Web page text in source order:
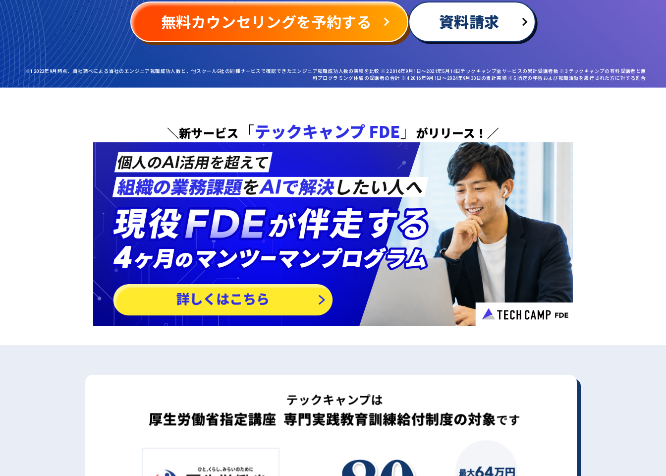
無料カウンセリングを予約する 資料請求
※1 2023年9月時点、自社調べによる当社のエンジニア転職成功人数と、他スクール5社の同種サービスで確認できたエンジニア転職成功人数の実績を比較 ※2 2016年9月1日〜2021年5月14日テックキャンプ全サービスの累計受講者数 ※3 テックキャンプの有料受講者と無
料プログラミング体験の受講者の合計 ※4 2016年9月1日〜2024年9月30日の累計実績 ※5 所定の学習および転職活動を履行された方に対する割合